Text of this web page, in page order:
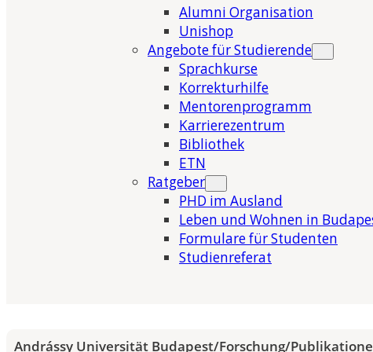
Alumni Organisation
Unishop
Angebote für Studierende
Sprachkurse
Korrekturhilfe
Mentorenprogramm
Karrierezentrum
Bibliothek
ETN
Ratgeber
PHD im Ausland
Leben und Wohnen in
Formulare für Studenten
Studienreferat
Andrássy Universität Budapest/Forschung/